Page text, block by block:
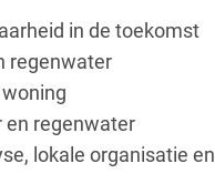
in de toekomst
regenwater
en regenwater
lokale organisatie en